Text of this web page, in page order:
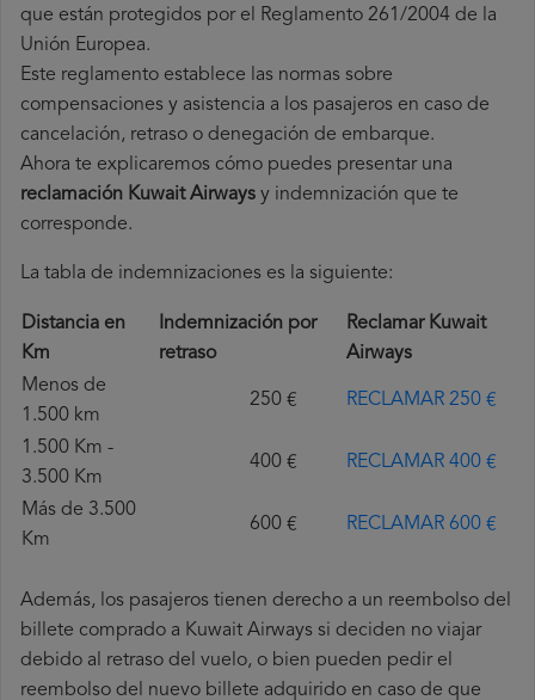
que están protegidos por el Reglamento 261/2004 de la
Unión Europea.
Este reglamento establece las normas sobre
compensaciones y asistencia a los pasajeros en caso de
cancelación, retraso o denegación de embarque.
Ahora te explicaremos cómo puedes presentar una
reclamación Kuwait Airways y indemnización que te
corresponde.
La tabla de indemnizaciones es la siguiente:
Distancia en
Km
Indemnización por
retraso
Reclamar Kuwait
Airways
Menos de
1.500 km
250 € RECLAMAR 250 €
1.500 Km -
3.500 Km
400 € RECLAMAR 400 €
Más de 3.500
Km
600 € RECLAMAR 600 €
Además, los pasajeros tienen derecho a un reembolso del
billete comprado a Kuwait Airways si deciden no viajar
debido al retraso del vuelo, o bien pueden pedir el
reembolso del nuevo billete adquirido en caso de que